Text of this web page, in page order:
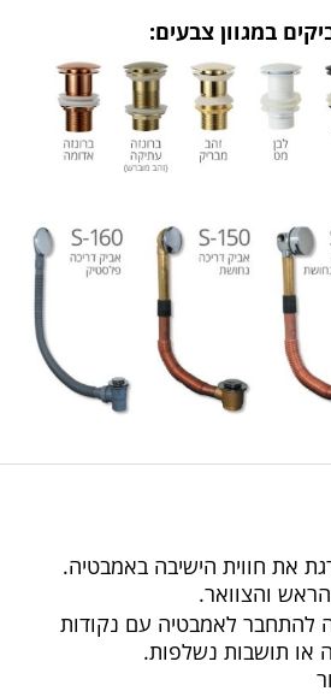
במגוון צבעים:
את חווית הישיבה באמבטיה.
והצוואר.
להתחבר לאמבטיה עם נקודות
או תושבות נשלפות.